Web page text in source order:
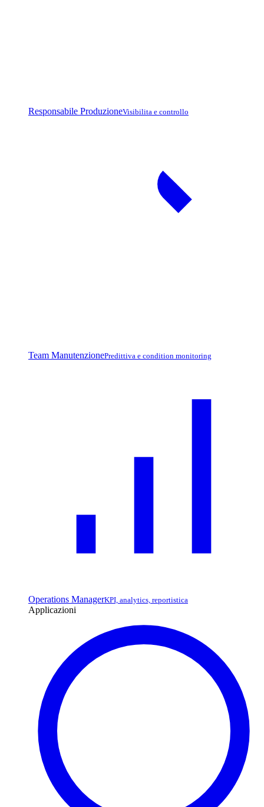
Responsabile ProduzioneVisibilita e controllo
Team ManutenzionePredittiva e condition monitoring
Operations ManagerKPI, analytics, reportistica
Applicazioni